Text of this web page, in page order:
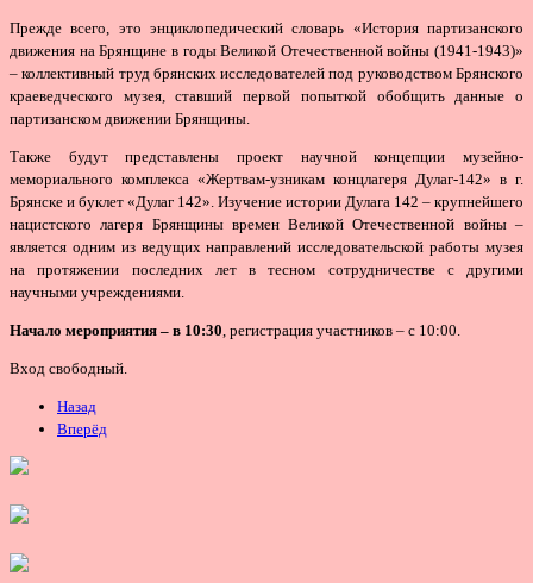
Прежде всего, это энциклопедический словарь «История партизанского
движения на Брянщине в годы Великой Отечественной войны (1941-1943)»
– коллективный труд брянских исследователей под руководством Брянского
краеведческого музея, ставший первой попыткой обобщить данные о
партизанском движении Брянщины.
Также будут представлены проект научной концепции музейно-
мемориального комплекса «Жертвам-узникам концлагеря Дулаг-142» в г.
Брянске и буклет «Дулаг 142». Изучение истории Дулага 142 – крупнейшего
нацистского лагеря Брянщины времен Великой Отечественной войны –
является одним из ведущих направлений исследовательской работы музея
на протяжении последних лет в тесном сотрудничестве с другими
научными учреждениями.
Начало мероприятия – в 10:30 , регистрация участников – с 10:00.
Вход свободный.
Назад
Вперёд